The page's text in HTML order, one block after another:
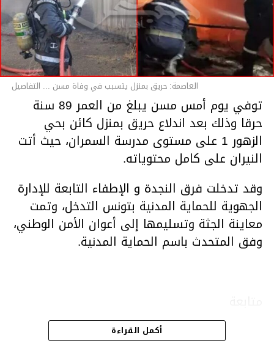
العاصمة: حريق بمنزل يتسبب في وفاة مسن ... التفاصيل
توفي يوم أمس مسن يبلغ من العمر 89 سنة
حرقا وذلك بعد اندلاع حريق بمنزل كائن بحي
الزهور 1 على مستوى مدرسة السمران، حيث أتت
النيران على كامل محتوياته.
وقد تدخلت فرق النجدة و الإطفاء التابعة للإدارة
الجهوية للحماية المدنية بتونس التدخل، وتمت
معاينة الجثة وتسليمها إلى أعوان الأمن الوطني،
وفق المتحدث باسم الحماية المدنية.
أكمل القراءة